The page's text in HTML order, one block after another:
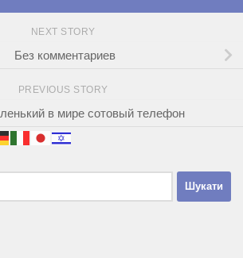
NEXT STORY
Без комментариев
PREVIOUS STORY
в мире сотовый телефон